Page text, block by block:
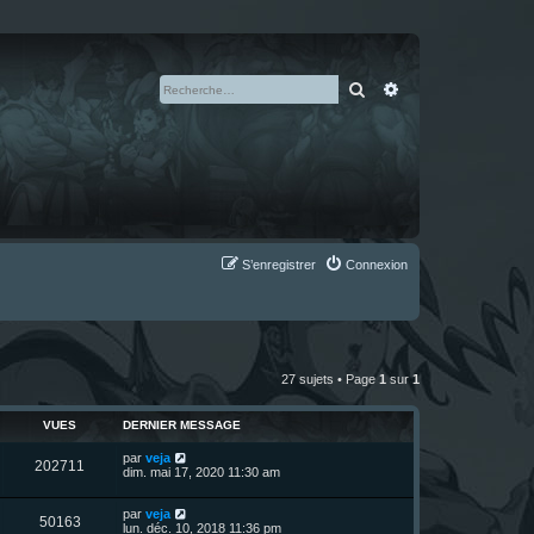
Rechercher
Connexion
S’enregistrer
27 sujets • Page1sur1
VUES DERNIER MESSAGE
202711
u
D
e
n
i
e
par veja
dim. mai 17, 2020 11:30 am
50163V
D
e
par veja
lun. déc. 10, 2018 11:36 pm